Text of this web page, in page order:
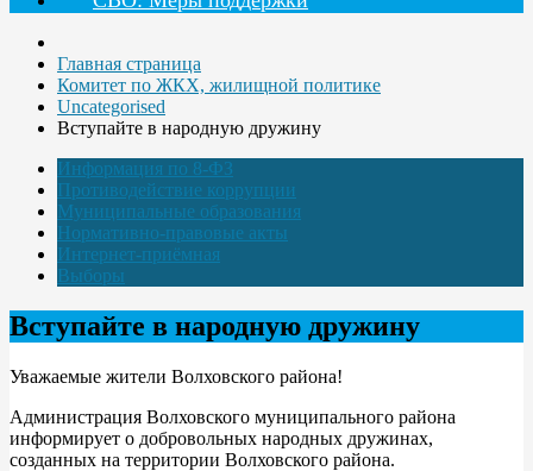
Главная страница
Комитет по ЖКХ, жилищной политике
Uncategorised
Вступайте в народную дружину
Информация по 8-ФЗ
Противодействие коррупции
Муниципальные образования
Нормативно-правовые акты
Интернет-приёмная
Выборы
Вступайте в народную дружину
Уважаемые жители Волховского района!
Администрация Волховского муниципального района
информирует о добровольных народных дружинах,
созданных на территории Волховского района.